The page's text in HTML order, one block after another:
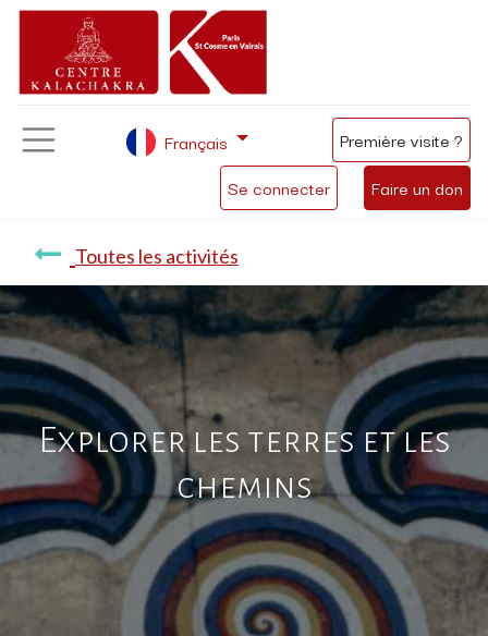
Se connecter Faire un don
Français Première visite ?
Toutes les activités
Explorer les terres et les
chemins